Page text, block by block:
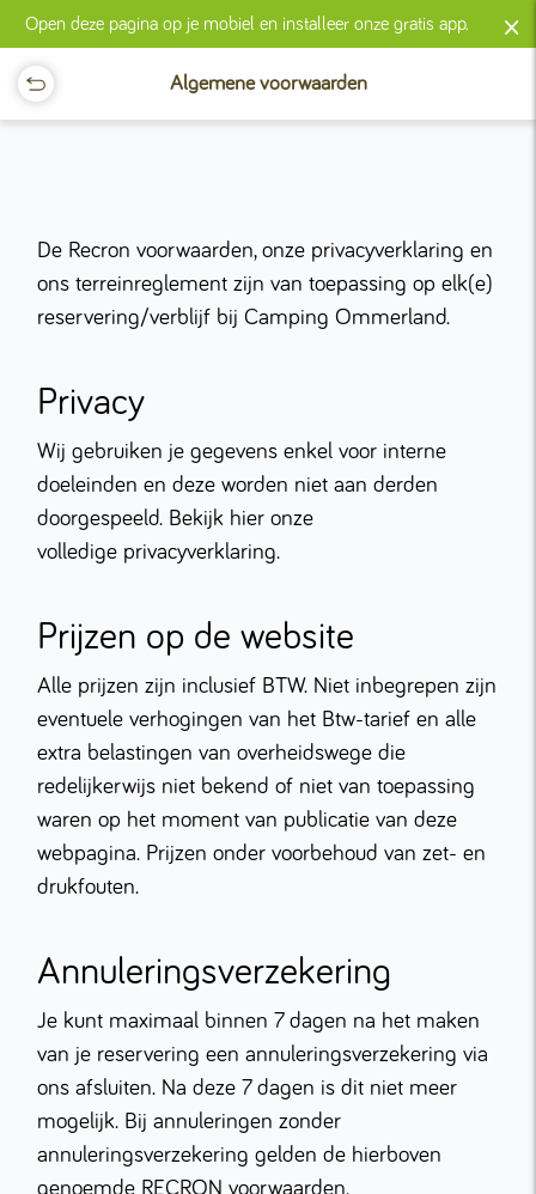
Open deze pagina op je mobiel en installeer onze gratis app. ×
Algemene voorwaarden
De Recron voorwaarden, onze privacyverklaring en
ons terreinreglement zijn van toepassing op elk(e)
reservering/verblijf bij Camping Ommerland.
Privacy
Wij gebruiken je gegevens enkel voor interne
doeleinden en deze worden niet aan derden
doorgespeeld. Bekijk hier onze
volledige privacyverklaring.
Prijzen op de website
Alle prijzen zijn inclusief BTW. Niet inbegrepen zijn
eventuele verhogingen van het Btw-tarief en alle
extra belastingen van overheidswege die
redelijkerwijs niet bekend of niet van toepassing
waren op het moment van publicatie van deze
webpagina. Prijzen onder voorbehoud van zet- en
drukfouten.
Annuleringsverzekering
Je kunt maximaal binnen 7 dagen na het maken
van je reservering een annuleringsverzekering via
ons afsluiten. Na deze 7 dagen is dit niet meer
mogelijk. Bij annuleringen zonder
annuleringsverzekering gelden de hierboven
genoemde RECRON voorwaarden.